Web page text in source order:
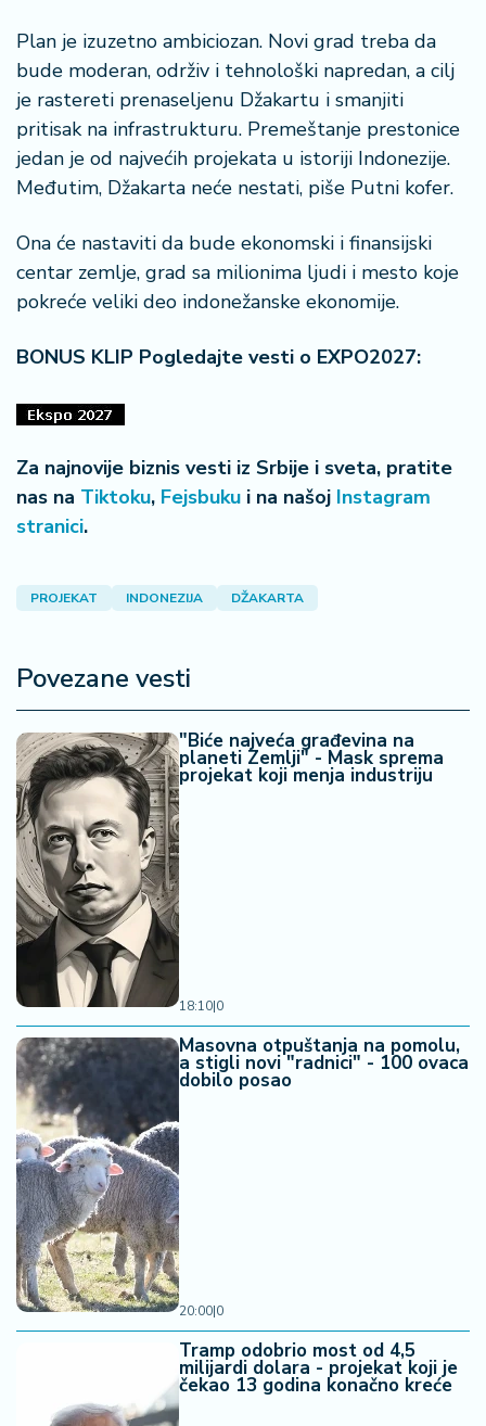
Plan je izuzetno ambiciozan. Novi grad treba da
bude moderan, održiv i tehnološki napredan, a cilj
je rastereti prenaseljenu Džakartu i smanjiti
pritisak na infrastrukturu. Premeštanje prestonice
jedan je od najvećih projekata u istoriji Indonezije.
Međutim, Džakarta neće nestati, piše Putni kofer.
Ona će nastaviti da bude ekonomski i finansijski
centar zemlje, grad sa milionima ljudi i mesto koje
pokreće veliki deo indonežanske ekonomije.
BONUS KLIP Pogledajte vesti o EXPO2027:
Za najnovije biznis vesti iz Srbije i sveta, pratite
nas na Tiktoku, Fejsbuku i na našoj Instagram
stranici.
PROJEKAT INDONEZIJA DŽAKARTA
Povezane vesti
"Biće najveća građevina na
planeti Zemlji" - Mask sprema
projekat koji menja industriju
18:10|0
Masovna otpuštanja na pomolu,
a stigli novi "radnici" - 100 ovaca
dobilo posao
20:00|0
Tramp odobrio most od 4,5
milijardi dolara - projekat koji je
čekao 13 godina konačno kreće